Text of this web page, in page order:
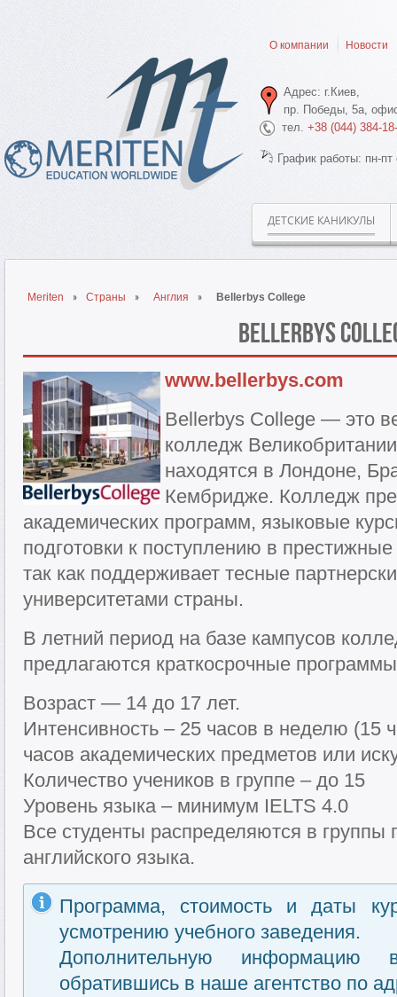
О компании Новости
Адрес: г.Киев,
пр. Победы, 5а,
тел. +38 (044) 384-
График работы: пн-
ДЕТСКИЕ КАНИКУЛЫ
Meriten Страны Англия Bellerbys College
Bellerbys
www.bellerbys.com
Bellerbys College — это
колледж
находятся в Лондоне,
Кембридже. Колледж
академических программ, языковые
подготовки к поступлению в
так как поддерживает тесные
университетами страны.
В летний период на базе кампусов
предлагаются краткосрочные
Возраст — 14 до 17 лет.
Интенсивность – 25 часов в неделю (15
часов академических предметов или
Количество учеников в группе – до 15
Уровень языка – минимум IELTS 4.0
Все студенты распределяются в группы
английского языка.
Программа, стоимость и даты
усмотрению учебного заведения.
Дополнительную информацию
обратившись в наше агентство по